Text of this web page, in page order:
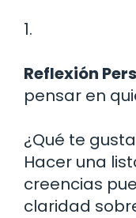
1.
Reflexión
pensar en
¿Qué te
Hacer una
creencias
claridad